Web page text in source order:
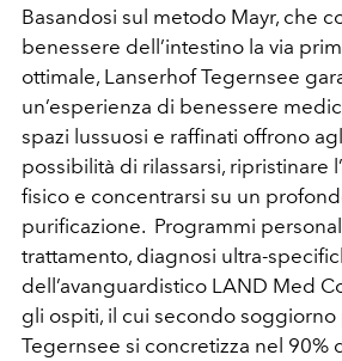
Basandosi sul metodo Mayr, che
benessere dell’intestino la via
ottimale, Lanserhof Tegernsee
un’esperienza di benessere
spazi lussuosi e raffinati offrono
possibilità di rilassarsi, ripristinare
fisico e concentrarsi su un
purificazione. Programmi
trattamento, diagnosi ultra-
dell’avanguardistico LAND Med
gli ospiti, il cui secondo soggiorno
Tegernsee si concretizza nel 90%